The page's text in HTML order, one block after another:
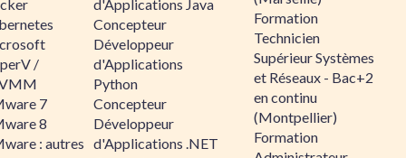
/
7
8
: autres
d'Applications Java
Concepteur
Développeur
d'Applications
Python
Concepteur
Développeur
d'Applications .NET
Formation
Technicien
Supérieur Systèmes
et Réseaux - Bac+2
en continu
(Montpellier)
Formation